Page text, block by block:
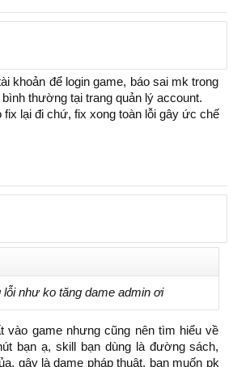
khoản để login game, báo sai mk trong
thường tại trang quản lý account.
fix lại đi chứ, fix xong toàn lỗi gây ức chế
như ko tăng dame admin ơi
vào game nhưng cũng nên tìm hiểu về
bạn ạ, skill bạn dùng là đường sách,
gậy là dame pháp thuật, bạn muốn pk